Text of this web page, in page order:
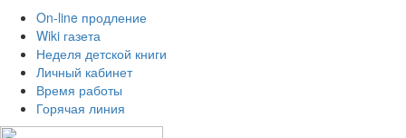
On-line продление
Wiki газета
Неделя детской книги
Личный кабинет
Время работы
Горячая линия